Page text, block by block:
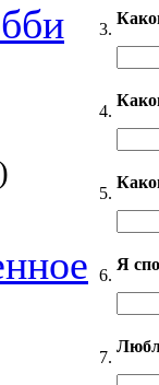
3.
4.
5.
6.
Я
7.